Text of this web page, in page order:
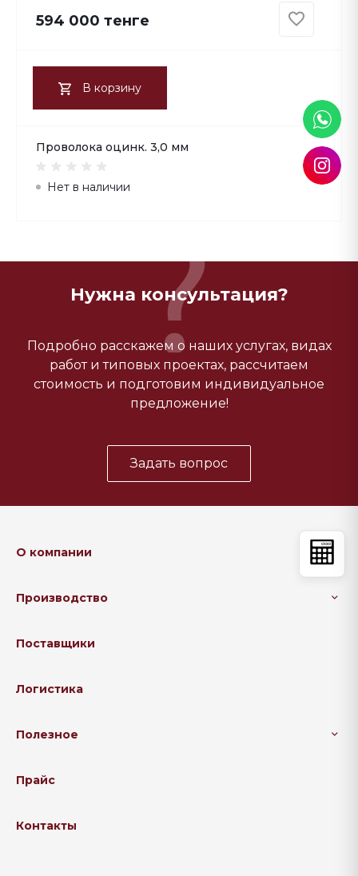
594 000 тенге
В корзину
Проволока оцинк. 3,0 мм
Нет в наличии
Нужна консультация?
Подробно расскажем о наших услугах, видах
работ и типовых проектах, рассчитаем
стоимость и подготовим индивидуальное
предложение!
Задать вопрос
О компании
Производство
Поставщики
Логистика
Полезное
Прайс
Контакты